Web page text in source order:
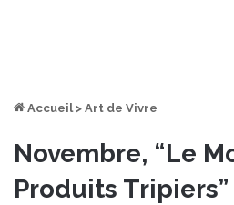
Accueil > Art de Vivre
Novembre, “Le
Produits